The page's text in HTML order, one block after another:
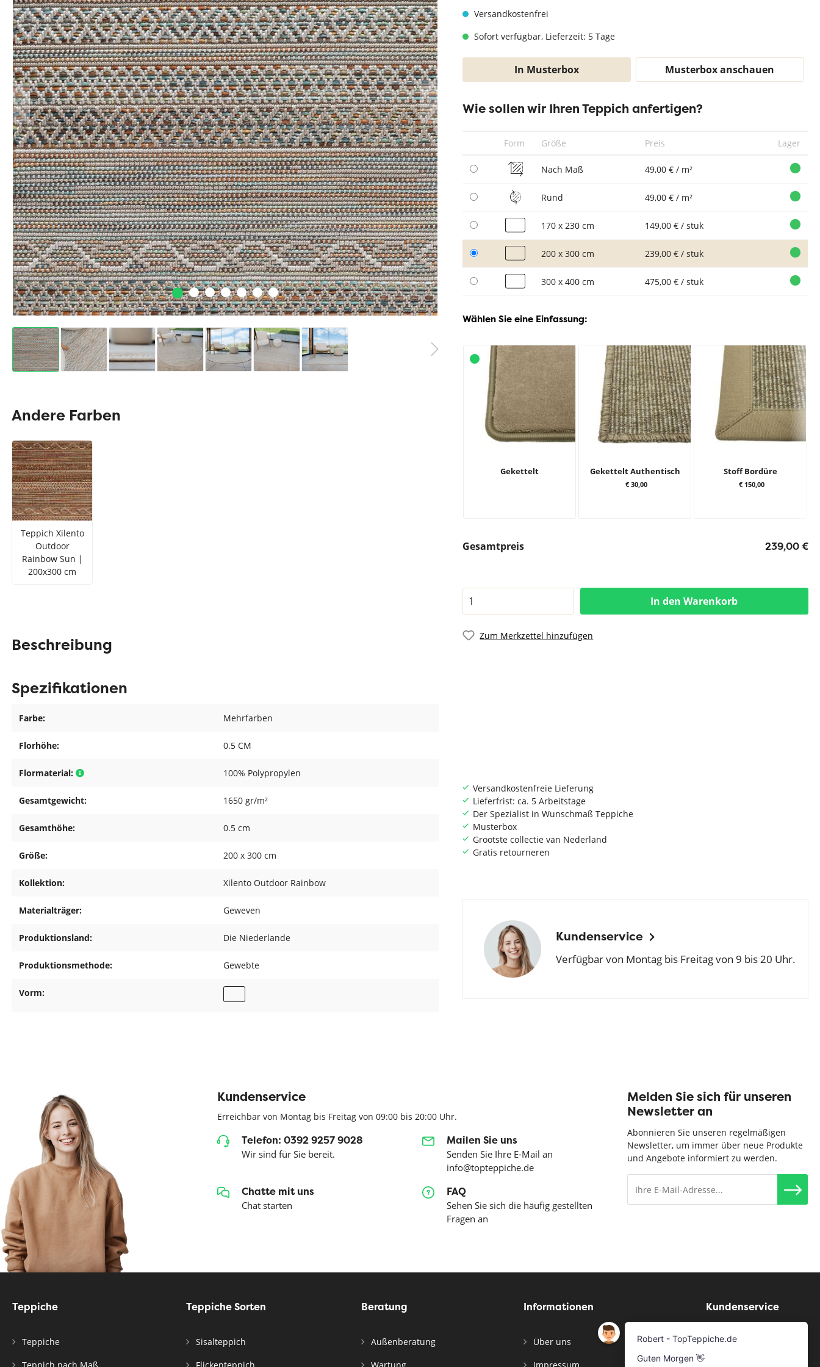
Zur Kategorie Teppich Maße
Teppich Rot Teppich Schwarz Teppich Taupe
Zur Kategorie Teppich Farben
Zur Kategorie Teppich Sorten
Versandkostenfrei
Sofort verfügbar, Lieferzeit: 5 Tage
In Musterbox Musterbox anschauen
Wie sollen wir Ihren Teppich anfertigen?
Form Größe Preis Lager
Nach Maß 49,00 € / m²
Rund 49,00 € / m²
170 x 230 cm 149,00 € / stuk
200 x 300 cm 239,00 € / stuk
300 x 400 cm 475,00 € / stuk
Wählen Sie eine Einfassung:
Gekettelt Gekettelt Authentisch
€ 30,00
Stoff Bordüre
€ 150,00
Gesamtpreis 239,00 €
In den Warenkorb
Zum Merkzettel hinzufügen
Andere Farben
Teppich Xilento
Outdoor
Rainbow Sun |
200x300 cm
Versandkostenfreie Lieferung
Lieferfrist: ca. 5 Arbeitstage
Der Spezialist in Wunschmaß Teppiche
Musterbox
Grootste collectie van Nederland
Gratis retourneren
Kundenservice
Verfügbar von Montag bis Freitag von 9 bis 20 Uhr.
Beschreibung
Spezifikationen
Farbe: Mehrfarben
Florhöhe: 0.5 CM
Flormaterial: 100% Polypropylen
Gesamtgewicht: 1650 gr/m²
Gesamthöhe: 0.5 cm
Größe: 200 x 300 cm
Kollektion: Xilento Outdoor Rainbow
Materialträger: Geweven
Produktionsland: Die Niederlande
Produktionsmethode: Gewebte
Vorm:
Kundenservice
Erreichbar von Montag bis Freitag von 09:00 bis 20:00 Uhr.
Telefon: 0392 9257 9028
Wir sind für Sie bereit.
Mailen Sie uns
Senden Sie Ihre E-Mail an
info@topteppiche.de
Chatte mit uns
Chat starten
FAQ
Sehen Sie sich die häufig gestellten
Fragen an
Melden Sie sich für unseren
Newsletter an
Abonnieren Sie unseren regelmäßigen
Newsletter, um immer über neue Produkte
und Angebote informiert zu werden.
Teppiche
Teppiche
Teppiche Sorten
Sisalteppich
Beratung
Außenberatung
Informationen
Über uns
Kundenservice
Musterservice